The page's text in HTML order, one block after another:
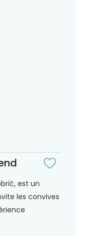
est un
les convives